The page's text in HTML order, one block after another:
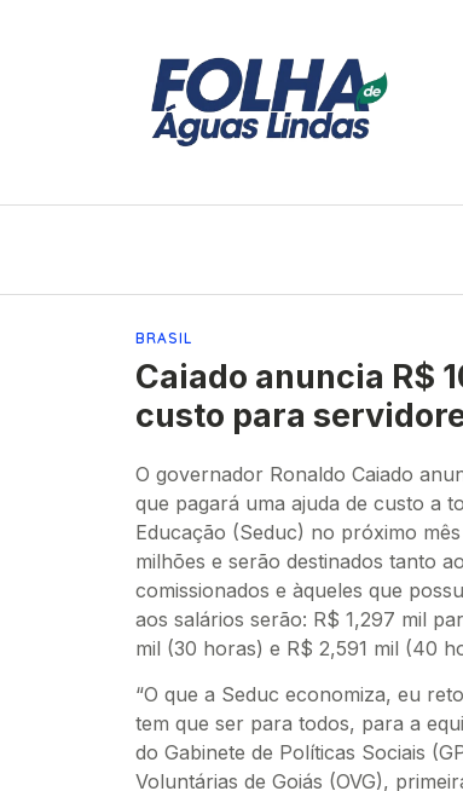
BRASIL
Caiado anuncia R$
custo para
O governador Ronaldo Caiado
que pagará uma ajuda de custo a
Educação (Seduc) no próximo
milhões e serão destinados tanto
comissionados e àqueles que
aos salários serão: R$ 1,297 mil
mil (30 horas) e R$ 2,591 mil (40
“O que a Seduc economiza, eu
tem que ser para todos, para a
do Gabinete de Políticas Sociais
Voluntárias de Goiás (OVG),